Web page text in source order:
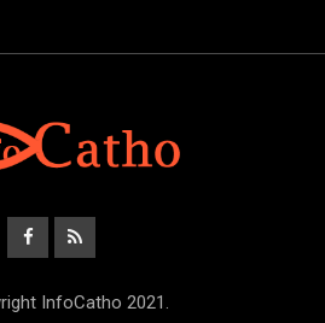
InfoCatho 2021.